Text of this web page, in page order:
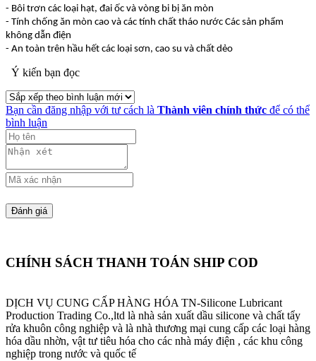
- Bôi trơn các loại hạt, đai ốc và vòng bi bị ăn mòn
- Tính chống ăn mòn cao và các tính chất tháo nước Các sản phẩm
không dẫn điện
- An toàn trên hầu hết các loại sơn, cao su và chất dẻo
Ý kiến bạn đọc
Bạn cần đăng nhập với tư cách là Thành viên chính thức để có thể
bình luận
CHÍNH SÁCH THANH TOÁN SHIP COD
DỊCH VỤ CUNG CẤP HÀNG HÓA TN-Silicone Lubricant
Production Trading Co.,ltd là nhà sản xuất dầu silicone và chất tẩy
rửa khuôn công nghiệp và là nhà thương mại cung cấp các loại hàng
hóa dầu nhờn, vật tư tiêu hóa cho các nhà máy điện , các khu công
nghiệp trong nước và quốc tế